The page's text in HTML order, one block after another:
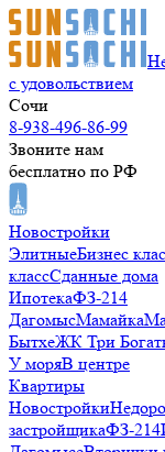
с удовольствием
Сочи
8-938-496-86-99
Звоните нам
бесплатно по РФ
Новостройки
ЭлитныеБизнес
классСданные дома
ИпотекаФЗ-214
ДагомысМамайка
БытхеЖК Три
У моряВ центре
Квартиры
Новостройки
застройщикаФЗ-214